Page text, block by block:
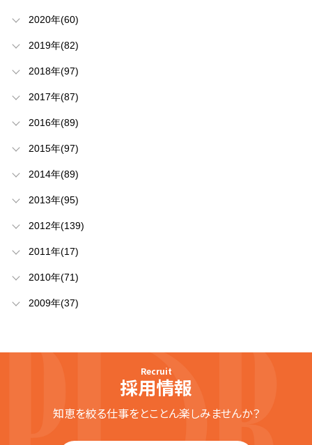
2020年(60)
2019年(82)
2018年(97)
2017年(87)
2016年(89)
2015年(97)
2014年(89)
2013年(95)
2012年(139)
2011年(17)
2010年(71)
2009年(37)
Recruit
採用情報
知恵を絞る仕事をとことん楽しみませんか？